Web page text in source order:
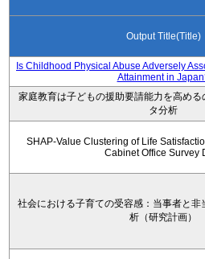
Output Title(Title)
Is Childhood Physical Abuse Adversely
Attainment in
家庭教育は子どもの援助要請能力を高め
タ分析
SHAP-Value Clustering of Life
Cabinet Office Survey
社会における子育ての受容感：当事者と非
析（研究計画）